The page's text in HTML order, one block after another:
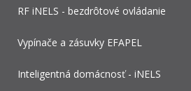
RF iNELS - bezdrôtové ovládanie
Vypínače a zásuvky EFAPEL
Inteligentná domácnosť - iNELS